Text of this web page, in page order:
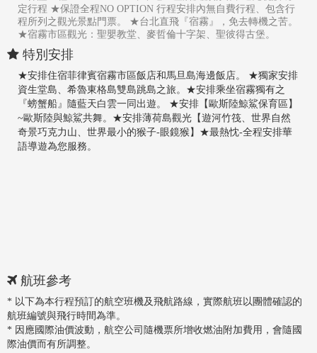
定行程 ★保證全程NO OPTION 行程安排內無自費行程、包含行
程所列之觀光景點門票。 ★台北直飛『宿霧』，免去轉機之苦。
★宿霧市區觀光：聖嬰教堂、麥哲倫十字架、聖彼得古堡。
特別安排
★安排住宿菲律賓宿霧市區飯店和馬旦島海邊飯店。 ★獨家安排
資生堂島、希魯東格島雙島跳島之旅。 ★安排乘坐宿霧獨有之
『螃蟹船』隨藍天白雲一同出遊。 ★安排【歐斯陸鯨鯊保育區】
~歐斯陸與鯨鯊共舞。 ★安排薄荷島觀光【遊河竹筏、世界自然
奇景巧克力山、世界最小的猴子-眼鏡猴】 ★最熱忱-全程安排華
語導遊為您服務。
航班參考
* 以下為本行程預訂的航空班機及飛航路線，實際航班以團體確認的
航班編號與飛行時間為準。
* 因應國際油價波動，航空公司隨機票所增收燃油附加費用，會隨國
際油價而有所調整。